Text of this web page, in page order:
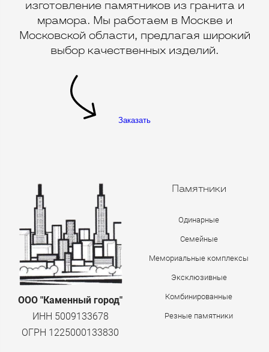
изготовление памятников из гранита и
мрамора. Мы работаем в Москве и
Московской области, предлагая широкий
выбор качественных изделий.
Заказать
ООО "Каменный город"
ИНН 5009133678
ОГРН 1225000133830
Памятники
Одинарные
Семейные
Мемориальные комплексы
Эксклюзивные
Комбинированные
Резные памятники